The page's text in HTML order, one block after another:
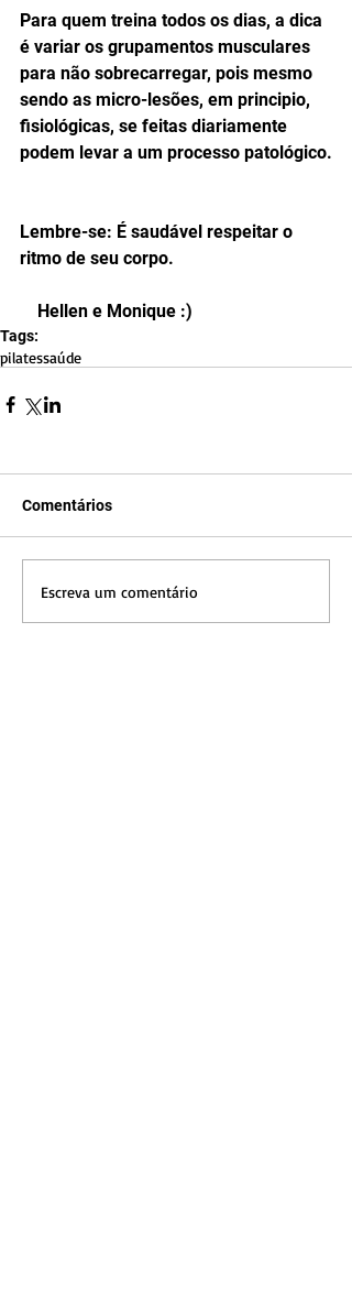
Para quem treina todos os dias, a dica
é variar os grupamentos musculares
para não sobrecarregar, pois mesmo
sendo as micro-lesões, em principio,
fisiológicas, se feitas diariamente
podem levar a um processo patológico.
Lembre-se: É saudável respeitar o
ritmo de seu corpo.
    Hellen e Monique :)
Tags:
pilatessaúde
Comentários
Escreva um comentário